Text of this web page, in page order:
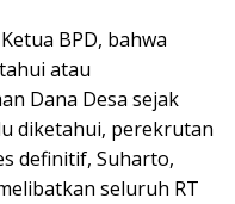
BPD, bahwa
atau
Dana Desa sejak
diketahui, perekrutan
definitif, Suharto,
seluruh RT